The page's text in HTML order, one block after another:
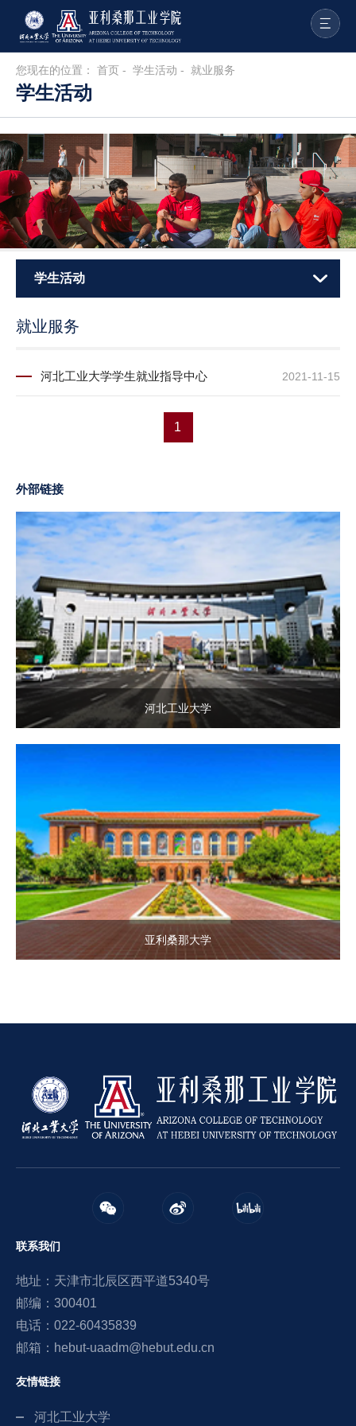
您现在的位置： 首页 - 学生活动 - 就业服务
学生活动
学生活动
就业服务
2021-11-15
河北工业大学学生就业指导中心
1
外部链接
河北工业大学
亚利桑那大学
联系我们
地址：天津市北辰区西平道5340号
邮编：300401
电话：022-60435839
邮箱：hebut-uaadm@hebut.edu.cn
友情链接
河北工业大学